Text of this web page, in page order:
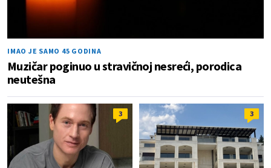
IMAO JE SAMO 45 GODINA
Muzičar poginuo u stravičnoj nesreći, porodica
neutešna
3 3